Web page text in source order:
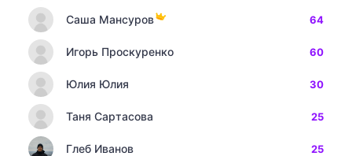
Саша Мансуров 64
Игорь Проскуренко 60
Юлия Юлия 30
Таня Сартасова 25
Глеб Иванов 25